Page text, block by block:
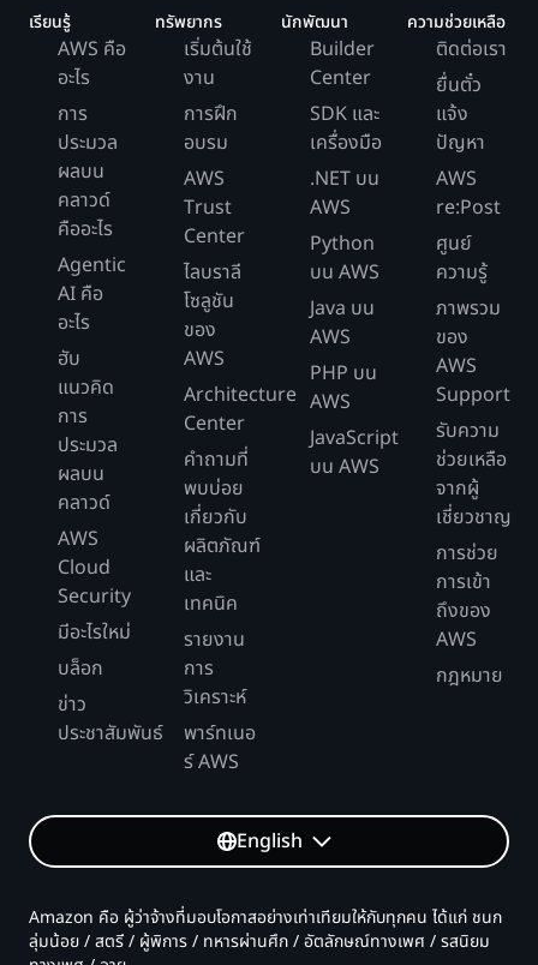
เรียนรู้
AWS คือ
อะไร
การ
ประมวล
ผลบน
คลาวด์
คืออะไร
Agentic
AI คือ
อะไร
ฮับ
แนวคิด
การ
ประมวล
ผลบน
คลาวด์
AWS
Cloud
Security
มีอะไรใหม่
บล็อก
ข่าว
ประชาสัมพันธ์
ทรัพยากร
เริ่มต้นใช้
งาน
การฝึก
อบรม
AWS
Trust
Center
ไลบราลี
โซลูชัน
ของ
AWS
Architecture
Center
คำถามที่
พบบ่อย
เกี่ยวกับ
ผลิตภัณฑ์
และ
เทคนิค
รายงาน
การ
วิเคราะห์
พาร์ทเนอ
ร์ AWS
นักพัฒนา
Builder
Center
SDK และ
เครื่องมือ
.NET บน
AWS
Python
บน AWS
Java บน
AWS
PHP บน
AWS
JavaScript
บน AWS
ความช่วยเหลือ
ติดต่อเรา
ยื่นตั๋ว
แจ้ง
ปัญหา
AWS
re:Post
ศูนย์
ความรู้
ภาพรวม
ของ
AWS
Support
รับความ
ช่วยเหลือ
จากผู้
เชี่ยวชาญ
การช่วย
การเข้า
ถึงของ
AWS
กฎหมาย
English
Amazon คือ ผู้ว่าจ้างที่มอบโอกาสอย่างเท่าเทียมให้กับทุกคน ได้แก่ ชนก
ลุ่มน้อย / สตรี / ผู้พิการ / ทหารผ่านศึก / อัตลักษณ์ทางเพศ / รสนิยม